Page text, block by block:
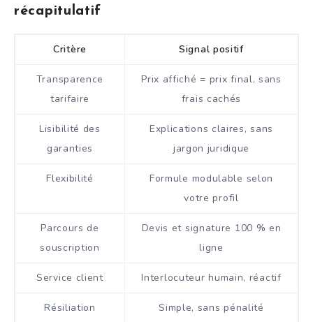
récapitulatif
Critère Signal positif
Transparence
tarifaire
Prix affiché = prix final, sans
frais cachés
Lisibilité des
garanties
Explications claires, sans
jargon juridique
Flexibilité
Formule modulable selon
votre profil
Parcours de
souscription
Devis et signature 100 % en
ligne
Service client Interlocuteur humain, réactif
Résiliation Simple, sans pénalité